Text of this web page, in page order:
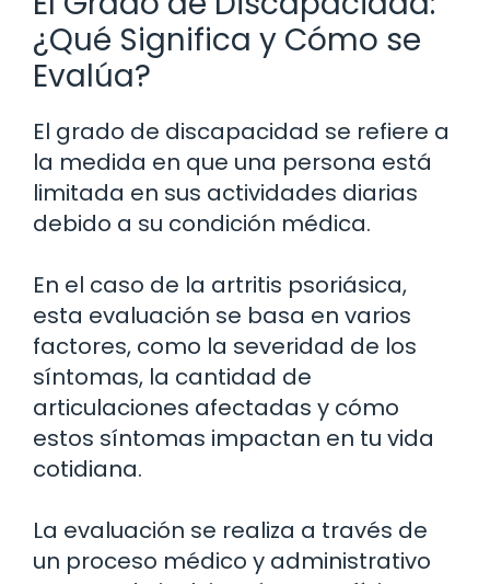
¿Qué Significa y Cómo se
Evalúa?
El grado de discapacidad se refiere a
la medida en que una persona está
limitada en sus actividades diarias
debido a su condición médica.
En el caso de la artritis psoriásica,
esta evaluación se basa en varios
factores, como la severidad de los
síntomas, la cantidad de
articulaciones afectadas y cómo
estos síntomas impactan en tu vida
cotidiana.
La evaluación se realiza a través de
un proceso médico y administrativo